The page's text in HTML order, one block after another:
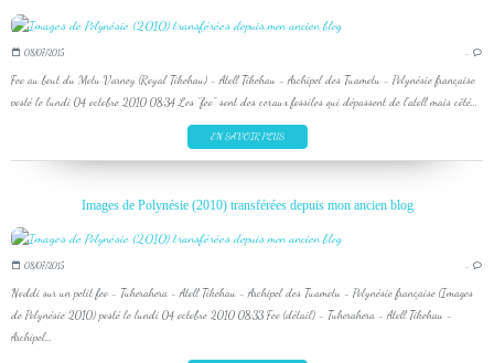
08/07/2015 …
Feo au bout du Motu Varney (Royal Tikehau) - Atoll Tikehau - Archipel des Tuamotu - Polynésie française
posté le lundi 04 octobre 2010 08:34 Les "feo" sont des coraux fossiles qui dépassent de l'atoll mais côté...
EN SAVOIR PLUS
Images de Polynésie (2010) transférées depuis mon ancien blog
08/07/2015 …
Noddi sur un petit feo - Tuherahera - Atoll Tikehau - Archipel des Tuamotu - Polynésie française (Images
de Polynésie 2010) posté le lundi 04 octobre 2010 08:33 Feo (détail) - Tuherahera - Atoll Tikehau -
Archipel...